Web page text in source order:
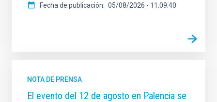
Fecha de publicación 05/08/2026 - 11:09:40
NOTA DE PRENSA
El evento del 12 de agosto en Palencia se